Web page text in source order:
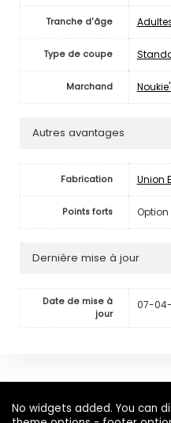
Tranche d'âge
Type de coupe
Marchand
Autres avantages
Fabrication Union
Points forts
Dernière mise à jour
Date de mise à
jour
07-
No widgets added. You can